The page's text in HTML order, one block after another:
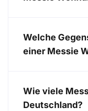
Welche
einer Messie
Wie viele
Deutschland?